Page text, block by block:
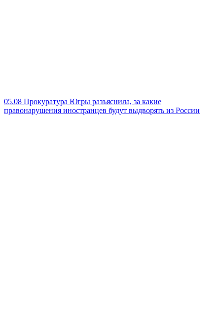
05.08 Прокуратура Югры разъяснила, за какие
правонарушения иностранцев будут выдворять из России